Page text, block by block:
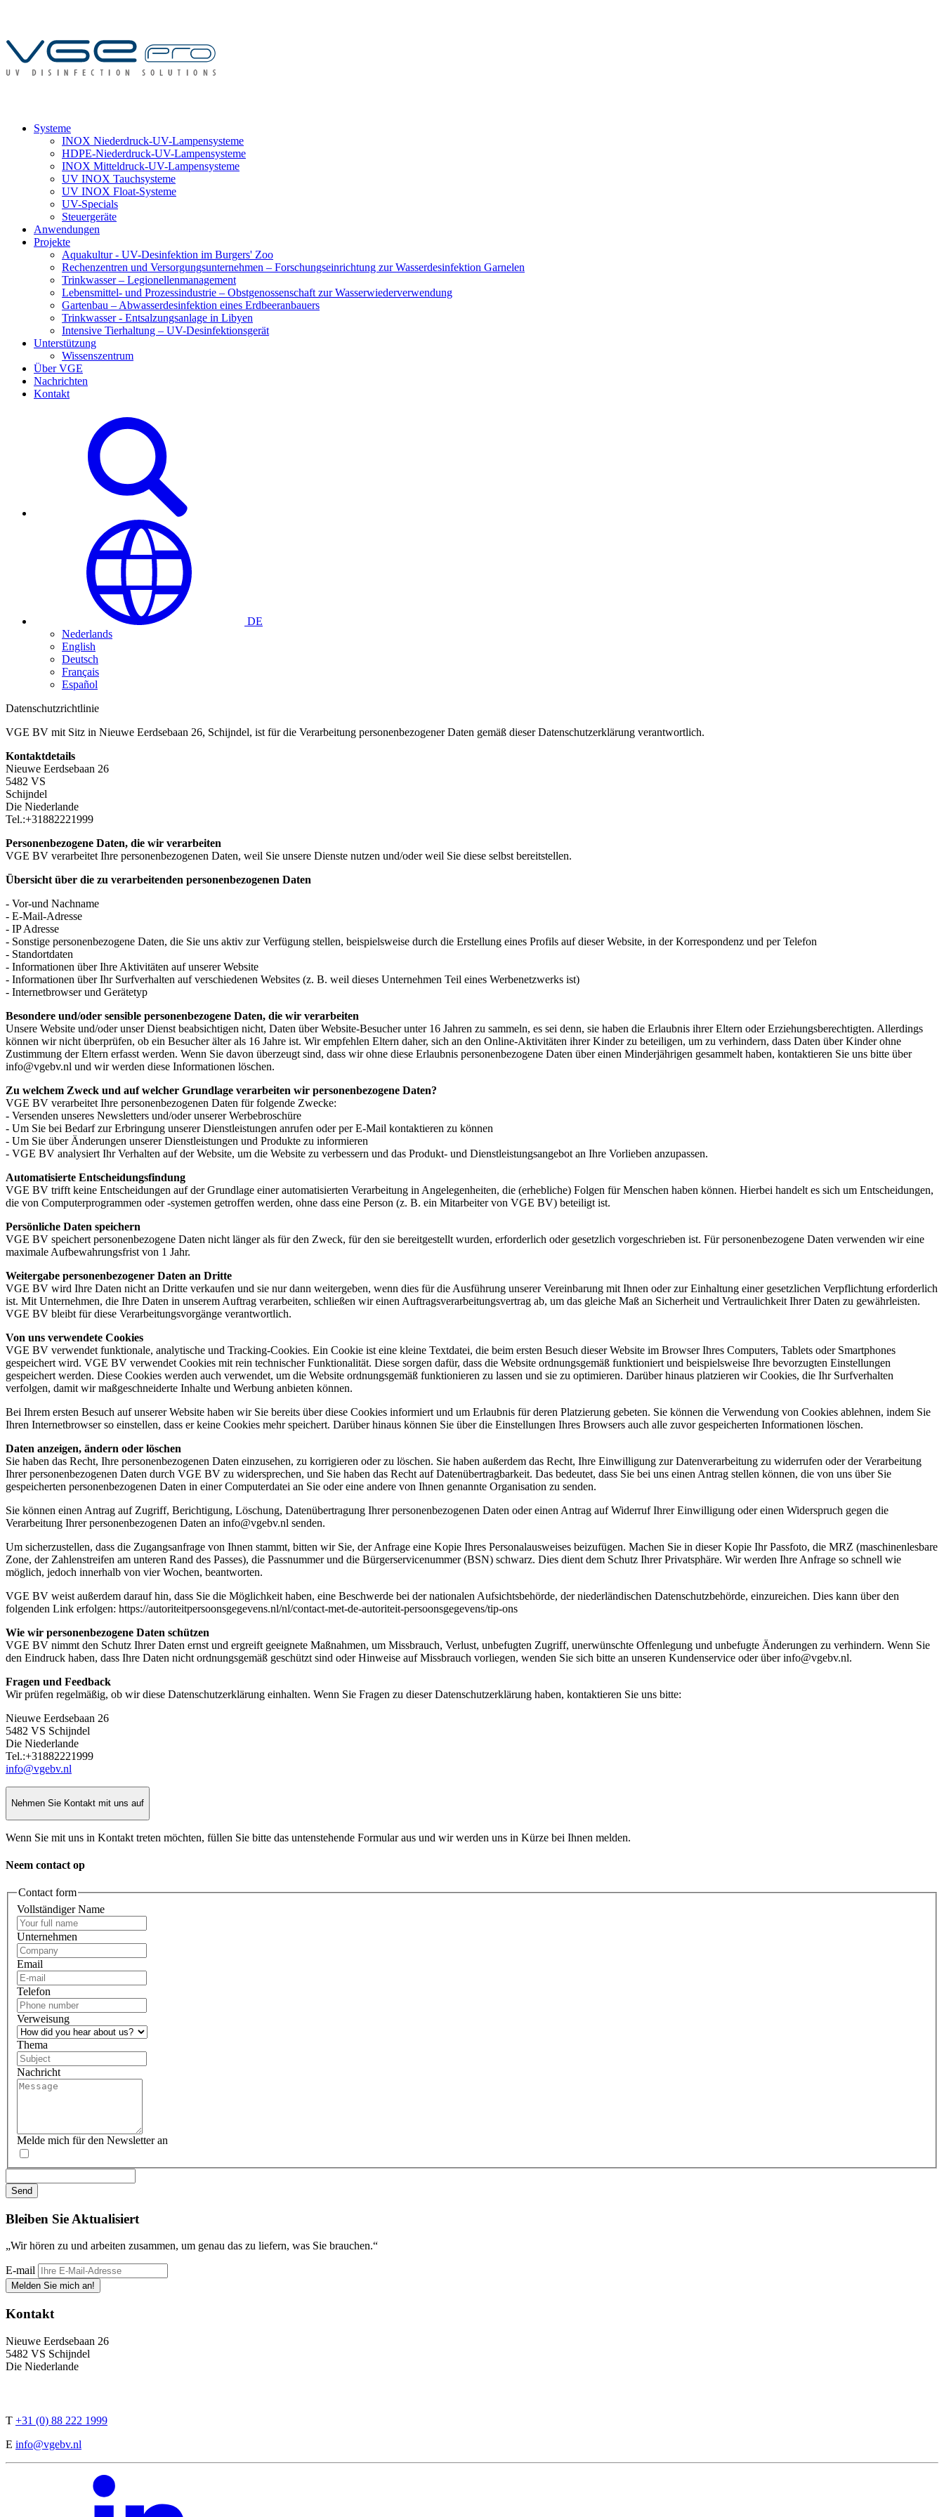
Systeme
INOX Niederdruck-UV-Lampensysteme
HDPE-Niederdruck-UV-Lampensysteme
INOX Mitteldruck-UV-Lampensysteme
UV INOX Tauchsysteme
UV INOX Float-Systeme
UV-Specials
Steuergeräte
Anwendungen
Projekte
Aquakultur - UV-Desinfektion im Burgers' Zoo
Rechenzentren und Versorgungsunternehmen – Forschungseinrichtung zur Wasserdesinfektion Garnelen
Trinkwasser – Legionellenmanagement
Lebensmittel- und Prozessindustrie – Obstgenossenschaft zur Wasserwiederverwendung
Gartenbau – Abwasserdesinfektion eines Erdbeeranbauers
Trinkwasser - Entsalzungsanlage in Libyen
Intensive Tierhaltung – UV-Desinfektionsgerät
Unterstützung
Wissenszentrum
Über VGE
Nachrichten
Kontakt
DE
Nederlands
English
Deutsch
Français
Español
Datenschutzrichtlinie
VGE BV mit Sitz in Nieuwe Eerdsebaan 26, Schijndel, ist für die Verarbeitung personenbezogener Daten gemäß dieser Datenschutzerklärung verantwortlich.
Kontaktdetails
Nieuwe Eerdsebaan 26
5482 VS
Schijndel
Die Niederlande
Tel.:+31882221999
Personenbezogene Daten, die wir verarbeiten
VGE BV verarbeitet Ihre personenbezogenen Daten, weil Sie unsere Dienste nutzen und/oder weil Sie diese selbst bereitstellen.
Übersicht über die zu verarbeitenden personenbezogenen Daten
- Vor-und Nachname
- E-Mail-Adresse
- IP Adresse
- Sonstige personenbezogene Daten, die Sie uns aktiv zur Verfügung stellen, beispielsweise durch die Erstellung eines Profils auf dieser Website, in der Korrespondenz und per Telefon
- Standortdaten
- Informationen über Ihre Aktivitäten auf unserer Website
- Informationen über Ihr Surfverhalten auf verschiedenen Websites (z. B. weil dieses Unternehmen Teil eines Werbenetzwerks ist)
- Internetbrowser und Gerätetyp
Besondere und/oder sensible personenbezogene Daten, die wir verarbeiten
Unsere Website und/oder unser Dienst beabsichtigen nicht, Daten über Website-Besucher unter 16 Jahren zu sammeln, es sei denn, sie haben die Erlaubnis ihrer Eltern oder Erziehungsberechtigten. Allerdings
können wir nicht überprüfen, ob ein Besucher älter als 16 Jahre ist. Wir empfehlen Eltern daher, sich an den Online-Aktivitäten ihrer Kinder zu beteiligen, um zu verhindern, dass Daten über Kinder ohne
Zustimmung der Eltern erfasst werden. Wenn Sie davon überzeugt sind, dass wir ohne diese Erlaubnis personenbezogene Daten über einen Minderjährigen gesammelt haben, kontaktieren Sie uns bitte über
info@vgebv.nl und wir werden diese Informationen löschen.
Zu welchem Zweck und auf welcher Grundlage verarbeiten wir personenbezogene Daten?
VGE BV verarbeitet Ihre personenbezogenen Daten für folgende Zwecke:
- Versenden unseres Newsletters und/oder unserer Werbebroschüre
- Um Sie bei Bedarf zur Erbringung unserer Dienstleistungen anrufen oder per E-Mail kontaktieren zu können
- Um Sie über Änderungen unserer Dienstleistungen und Produkte zu informieren
- VGE BV analysiert Ihr Verhalten auf der Website, um die Website zu verbessern und das Produkt- und Dienstleistungsangebot an Ihre Vorlieben anzupassen.
Automatisierte Entscheidungsfindung
VGE BV trifft keine Entscheidungen auf der Grundlage einer automatisierten Verarbeitung in Angelegenheiten, die (erhebliche) Folgen für Menschen haben können. Hierbei handelt es sich um Entscheidungen,
die von Computerprogrammen oder -systemen getroffen werden, ohne dass eine Person (z. B. ein Mitarbeiter von VGE BV) beteiligt ist.
Persönliche Daten speichern
VGE BV speichert personenbezogene Daten nicht länger als für den Zweck, für den sie bereitgestellt wurden, erforderlich oder gesetzlich vorgeschrieben ist. Für personenbezogene Daten verwenden wir eine
maximale Aufbewahrungsfrist von 1 Jahr.
Weitergabe personenbezogener Daten an Dritte
VGE BV wird Ihre Daten nicht an Dritte verkaufen und sie nur dann weitergeben, wenn dies für die Ausführung unserer Vereinbarung mit Ihnen oder zur Einhaltung einer gesetzlichen Verpflichtung erforderlich
ist. Mit Unternehmen, die Ihre Daten in unserem Auftrag verarbeiten, schließen wir einen Auftragsverarbeitungsvertrag ab, um das gleiche Maß an Sicherheit und Vertraulichkeit Ihrer Daten zu gewährleisten.
VGE BV bleibt für diese Verarbeitungsvorgänge verantwortlich.
Von uns verwendete Cookies
VGE BV verwendet funktionale, analytische und Tracking-Cookies. Ein Cookie ist eine kleine Textdatei, die beim ersten Besuch dieser Website im Browser Ihres Computers, Tablets oder Smartphones
gespeichert wird. VGE BV verwendet Cookies mit rein technischer Funktionalität. Diese sorgen dafür, dass die Website ordnungsgemäß funktioniert und beispielsweise Ihre bevorzugten Einstellungen
gespeichert werden. Diese Cookies werden auch verwendet, um die Website ordnungsgemäß funktionieren zu lassen und sie zu optimieren. Darüber hinaus platzieren wir Cookies, die Ihr Surfverhalten
verfolgen, damit wir maßgeschneiderte Inhalte und Werbung anbieten können.
Bei Ihrem ersten Besuch auf unserer Website haben wir Sie bereits über diese Cookies informiert und um Erlaubnis für deren Platzierung gebeten. Sie können die Verwendung von Cookies ablehnen, indem Sie
Ihren Internetbrowser so einstellen, dass er keine Cookies mehr speichert. Darüber hinaus können Sie über die Einstellungen Ihres Browsers auch alle zuvor gespeicherten Informationen löschen.
Daten anzeigen, ändern oder löschen
Sie haben das Recht, Ihre personenbezogenen Daten einzusehen, zu korrigieren oder zu löschen. Sie haben außerdem das Recht, Ihre Einwilligung zur Datenverarbeitung zu widerrufen oder der Verarbeitung
Ihrer personenbezogenen Daten durch VGE BV zu widersprechen, und Sie haben das Recht auf Datenübertragbarkeit. Das bedeutet, dass Sie bei uns einen Antrag stellen können, die von uns über Sie
gespeicherten personenbezogenen Daten in einer Computerdatei an Sie oder eine andere von Ihnen genannte Organisation zu senden.
Sie können einen Antrag auf Zugriff, Berichtigung, Löschung, Datenübertragung Ihrer personenbezogenen Daten oder einen Antrag auf Widerruf Ihrer Einwilligung oder einen Widerspruch gegen die
Verarbeitung Ihrer personenbezogenen Daten an info@vgebv.nl senden.
Um sicherzustellen, dass die Zugangsanfrage von Ihnen stammt, bitten wir Sie, der Anfrage eine Kopie Ihres Personalausweises beizufügen. Machen Sie in dieser Kopie Ihr Passfoto, die MRZ (maschinenlesbare
Zone, der Zahlenstreifen am unteren Rand des Passes), die Passnummer und die Bürgerservicenummer (BSN) schwarz. Dies dient dem Schutz Ihrer Privatsphäre. Wir werden Ihre Anfrage so schnell wie
möglich, jedoch innerhalb von vier Wochen, beantworten.
VGE BV weist außerdem darauf hin, dass Sie die Möglichkeit haben, eine Beschwerde bei der nationalen Aufsichtsbehörde, der niederländischen Datenschutzbehörde, einzureichen. Dies kann über den
folgenden Link erfolgen: https://autoriteitpersoonsgegevens.nl/nl/contact-met-de-autoriteit-persoonsgegevens/tip-ons
Wie wir personenbezogene Daten schützen
VGE BV nimmt den Schutz Ihrer Daten ernst und ergreift geeignete Maßnahmen, um Missbrauch, Verlust, unbefugten Zugriff, unerwünschte Offenlegung und unbefugte Änderungen zu verhindern. Wenn Sie
den Eindruck haben, dass Ihre Daten nicht ordnungsgemäß geschützt sind oder Hinweise auf Missbrauch vorliegen, wenden Sie sich bitte an unseren Kundenservice oder über info@vgebv.nl.
Fragen und Feedback
Wir prüfen regelmäßig, ob wir diese Datenschutzerklärung einhalten. Wenn Sie Fragen zu dieser Datenschutzerklärung haben, kontaktieren Sie uns bitte:
Nieuwe Eerdsebaan 26
5482 VS Schijndel
Die Niederlande
Tel.:+31882221999
info@vgebv.nl
Nehmen Sie Kontakt mit uns auf
Wenn Sie mit uns in Kontakt treten möchten, füllen Sie bitte das untenstehende Formular aus und wir werden uns in Kürze bei Ihnen melden.
Neem contact op
Contact form
Vollständiger Name
Unternehmen
Email
Telefon
Verweisung
Thema
Nachricht
Melde mich für den Newsletter an
Bleiben Sie Aktualisiert
„Wir hören zu und arbeiten zusammen, um genau das zu liefern, was Sie brauchen.“
E-mail
Melden Sie mich an!
Kontakt
Nieuwe Eerdsebaan 26
5482 VS Schijndel
Die Niederlande
T +31 (0) 88 222 1999
E info@vgebv.nl